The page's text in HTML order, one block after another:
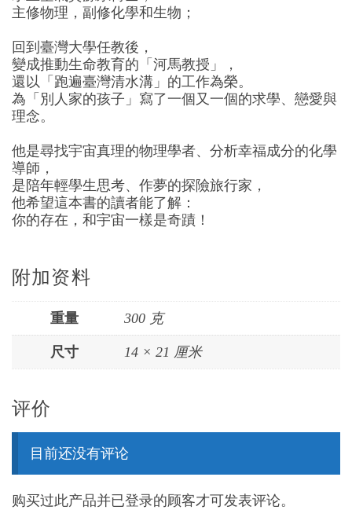
主修物理，副修化學和生物；
回到臺灣大學任教後，
變成推動生命教育的「河馬教授」，
還以「跑遍臺灣清水溝」的工作為榮。
為「別人家的孩子」寫了一個又一個的求學、戀愛與
理念。
他是尋找宇宙真理的物理學者、分析幸福成分的化學
導師，
是陪年輕學生思考、作夢的探險旅行家，
他希望這本書的讀者能了解：
你的存在，和宇宙一樣是奇蹟！
附加资料
重量 300 克
尺寸 14 × 21 厘米
评价
目前还没有评论
购买过此产品并已登录的顾客才可发表评论。